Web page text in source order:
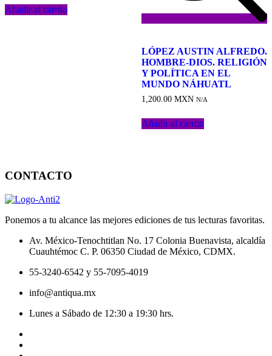
Añadir al carrito
a
la
lista
de
deseos
LÓPEZ AUSTIN ALFREDO.
HOMBRE-DIOS. RELIGIÓN
Y POLÍTICA EN EL
MUNDO NÁHUATL
1,200.00 MXN N/A
Añadir al carrito
CONTACTO
Ponemos a tu alcance las mejores ediciones de tus lecturas favoritas.
Av. México-Tenochtitlan No. 17 Colonia Buenavista, alcaldía
Cuauhtémoc C. P. 06350 Ciudad de México, CDMX.
55-3240-6542 y 55-7095-4019
info@antiqua.mx
Lunes a Sábado de 12:30 a 19:30 hrs.